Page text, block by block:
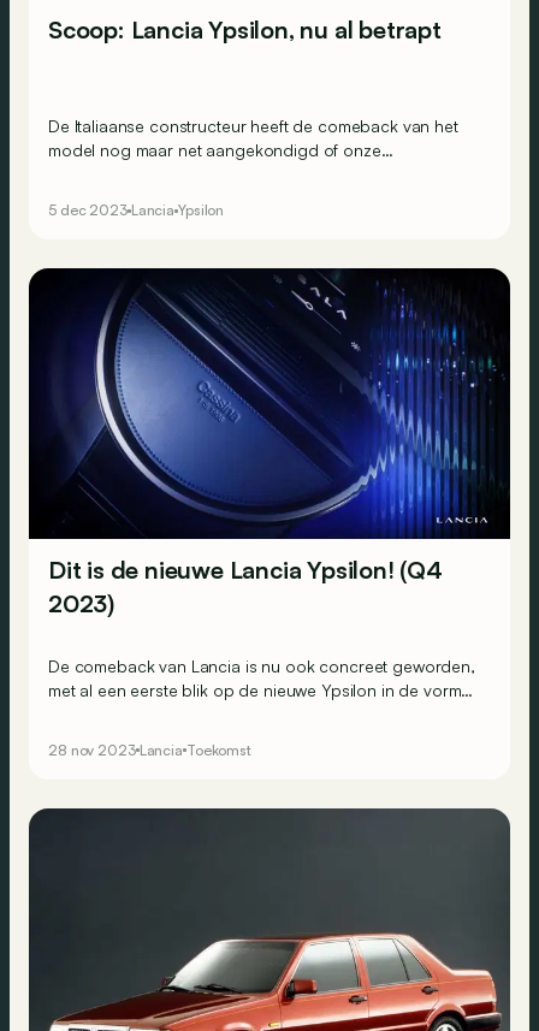
Scoop: Lancia Ypsilon, nu al betrapt
De Italiaanse constructeur heeft de comeback van het
model nog maar net aangekondigd of onze
5 dec 2023 Lancia Ypsilon
Dit is de nieuwe Lancia Ypsilon! (Q4
2023)
De comeback van Lancia is nu ook concreet geworden,
met al een eerste blik op de nieuwe Ypsilon in de vorm
28 nov 2023 Lancia Toekomst